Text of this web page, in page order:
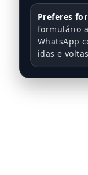
Preferes
formulário
WhatsApp
idas e